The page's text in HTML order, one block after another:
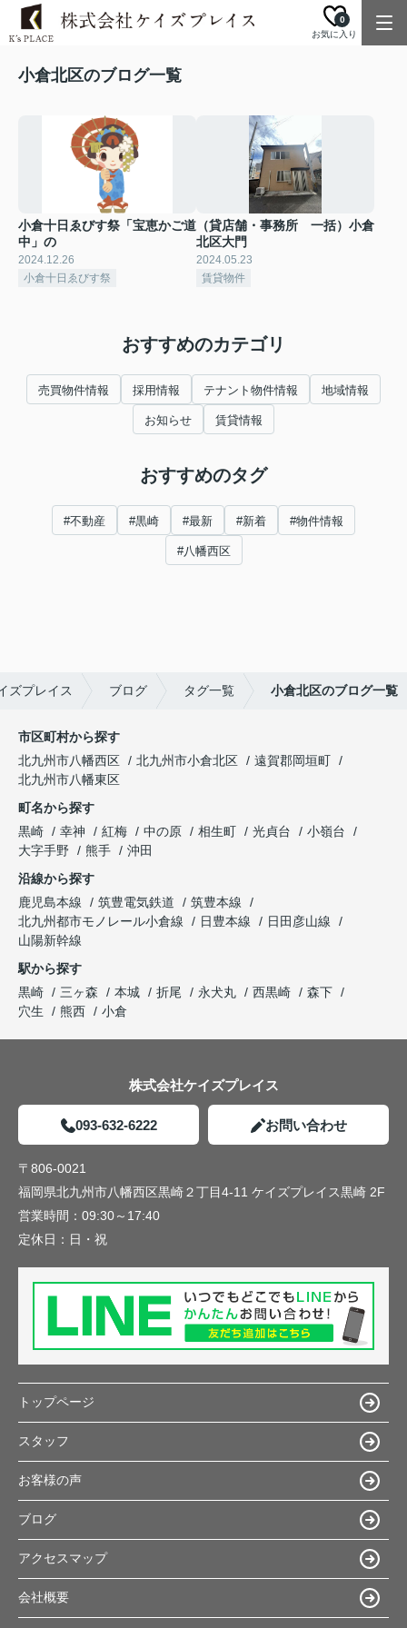
お気に入り
0
小倉北区のブログ一覧
小倉十日ゑびす祭「宝恵かご道
中」の
2024.12.26
小倉十日ゑびす祭
（貸店舗・事務所 一括）小倉
北区大門
2024.05.23
賃貸物件
おすすめのカテゴリ
売買物件情報 採用情報 テナント物件情報 地域情報
お知らせ 賃貸情報
おすすめのタグ
#不動産 #黒崎 #最新 #新着 #物件情報
#八幡西区
ズプレイス ブログ タグ一覧 小倉北区のブログ一覧
市区町村から探す
北九州市八幡西区
北九州市小倉北区
遠賀郡岡垣町
北九州市八幡東区
町名から探す
黒崎
幸神 紅梅 中の原 相生町 光貞台
小嶺台
大字手野
熊手
沖田
沿線から探す
鹿児島本線
筑豊電気鉄道
筑豊本線
北九州都市モノレール小倉線
日豊本線
日田彦山線
山陽新幹線
駅から探す
黒崎
三ヶ森 本城 折尾 永犬丸 西黒崎
森下
穴生
熊西 小倉
株式会社ケイズプレイス
093-632-6222 お問い合わせ
〒806-0021
福岡県北九州市八幡西区黒崎２丁目4-11 ケイズプレイス黒崎 2F
営業時間： 09:30～17:40
定休日： 日・祝
トップページ
スタッフ
お客様の声
ブログ
アクセスマップ
会社概要